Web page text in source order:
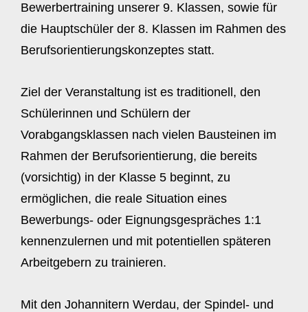
Bewerbertraining unserer 9. Klassen, sowie für
die Hauptschüler der 8. Klassen im Rahmen des
Berufsorientierungskonzeptes statt.
Ziel der Veranstaltung ist es traditionell, den
Schülerinnen und Schülern der
Vorabgangsklassen nach vielen Bausteinen im
Rahmen der Berufsorientierung, die bereits
(vorsichtig) in der Klasse 5 beginnt, zu
ermöglichen, die reale Situation eines
Bewerbungs- oder Eignungsgespräches 1:1
kennenzulernen und mit potentiellen späteren
Arbeitgebern zu trainieren.
Mit den Johannitern Werdau, der Spindel- und